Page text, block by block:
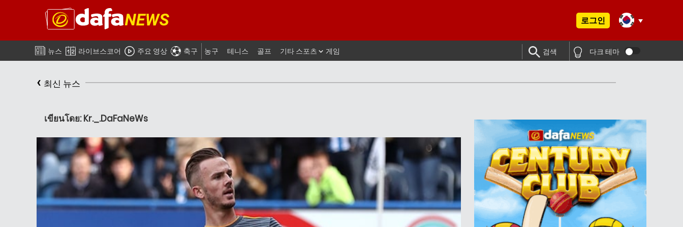
로그인
뉴스 라이브스코어 주요 영상 축구 농구 테니스 골프 기타 스포츠 게임 검색 다크 테마
‹ 최신 뉴스
เขียนโดย: Kr._.DaFaNeWs